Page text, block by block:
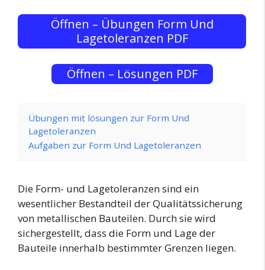
Öffnen – Übungen Form Und
Lagetoleranzen PDF
Öffnen – Lösungen PDF
Übungen mit lösungen zur Form Und
Lagetoleranzen
Aufgaben zur Form Und Lagetoleranzen
Die Form- und Lagetoleranzen sind ein
wesentlicher Bestandteil der Qualitätssicherung
von metallischen Bauteilen. Durch sie wird
sichergestellt, dass die Form und Lage der
Bauteile innerhalb bestimmter Grenzen liegen.